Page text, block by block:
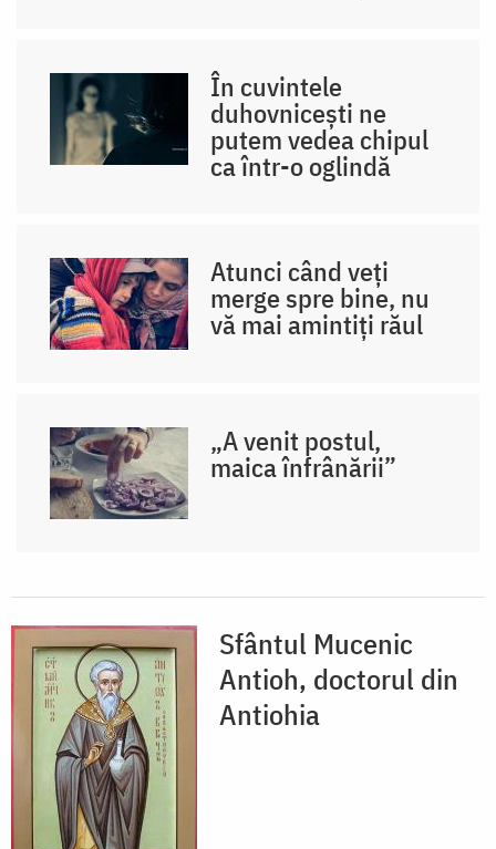
În cuvintele
duhovnicești ne
putem vedea chipul
ca într-o oglindă
Atunci când veți
merge spre bine, nu
vă mai amintiți răul
„A venit postul,
maica înfrânării”
Sfântul Mucenic
Antioh, doctorul din
Antiohia